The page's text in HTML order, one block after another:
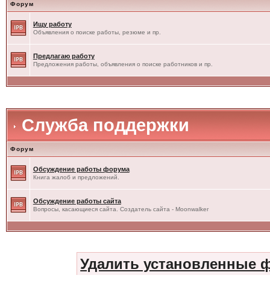
Форум
Ищу работу
Объявления о поиске работы, резюме и пр.
Предлагаю работу
Предложения работы, объявления о поиске работников и пр.
Служба поддержки
Форум
Обсуждение работы форума
Книга жалоб и предложений.
Обсуждение работы сайта
Вопросы, касающиеся сайта. Создатель сайта - Moonwalker
Удалить установленные